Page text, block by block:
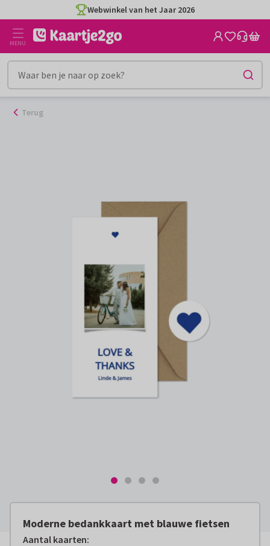
naar
inhoud
Webwinkel van het Jaar 2026
MENU
Terug
Moderne bedankkaart met blauwe fietsen
Aantal kaarten: